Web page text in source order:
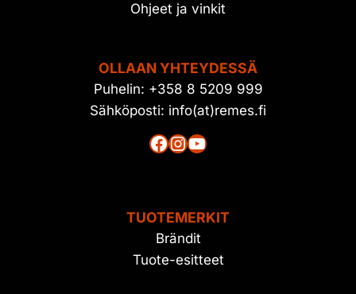
Ohjeet ja vinkit
OLLAAN YHTEYDESSÄ
Puhelin: +358 8 5209 999
Sähköposti: info(at)remes.fi
Facebook
Instagram
YouTube
TUOTEMERKIT
Brändit
Tuote-esitteet